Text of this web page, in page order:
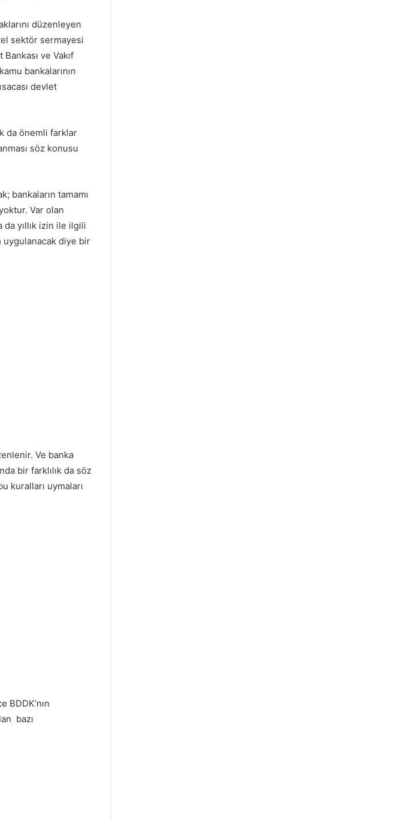
düzenleyen
sektör sermayesi
ve Vakıf
bankalarının
devlet
da önemli farklar
söz konusu
bankaların tamamı
Var olan
yıllık izin ile ilgili
diye bir
Ve banka
bir farklılık da söz
kuralları uymaları
bazı